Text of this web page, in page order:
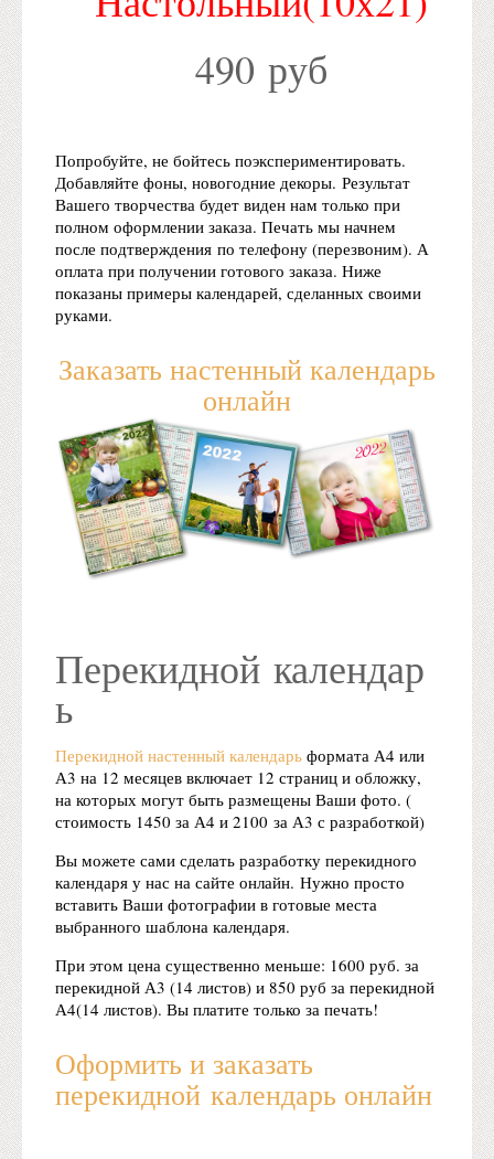
490 руб
Попробуйте, не бойтесь поэкспериментировать.
Добавляйте фоны, новогодние декоры. Результат
Вашего творчества будет виден нам только при
полном оформлении заказа. Печать мы начнем
после подтверждения по телефону (перезвоним). А
оплата при получении готового заказа. Ниже
показаны примеры календарей, сделанных своими
руками.
Заказать настенный календарь
онлайн
Перекидной календар
ь
Перекидной настенный календарь формата А4 или
А3 на 12 месяцев включает 12 страниц и обложку,
на которых могут быть размещены Ваши фото. (
стоимость 1450 за А4 и 2100 за А3 с разработкой)
Вы можете сами сделать разработку перекидного
календаря у нас на сайте онлайн. Нужно просто
вставить Ваши фотографии в готовые места
выбранного шаблона календаря.
При этом цена существенно меньше: 1600 руб. за
перекидной А3 (14 листов) и 850 руб за перекидной
А4(14 листов). Вы платите только за печать!
Оформить и заказать
перекидной календарь онлайн